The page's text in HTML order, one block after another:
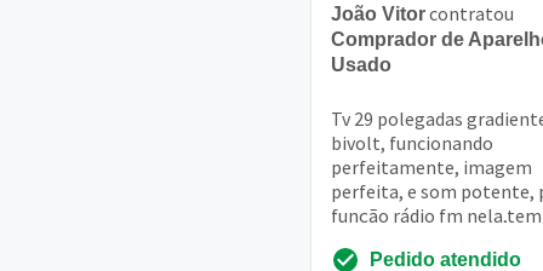
João Vitorcontratou
Comprador de
Usado
Tv 29 polegadas
bivolt, funcionando
perfeitamente, imagem
perfeita, e som potente,
função rádio fm nela,tem
conversor digital e home
Pedido atendido